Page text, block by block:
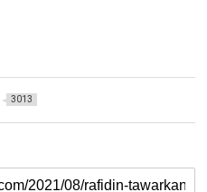
3013